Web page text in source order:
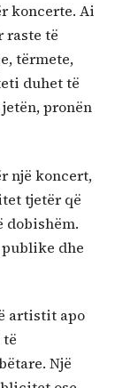
koncerte. Ai
raste të
tërmete,
duhet të
pronën
një koncert,
tjetër që
dobishëm.
dhe
artistit apo
Një